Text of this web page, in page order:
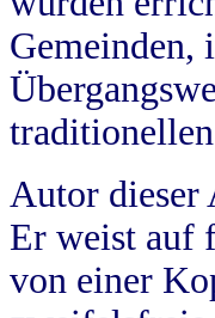
Gemeinden,
Autor dieser
Er weist auf
von einer